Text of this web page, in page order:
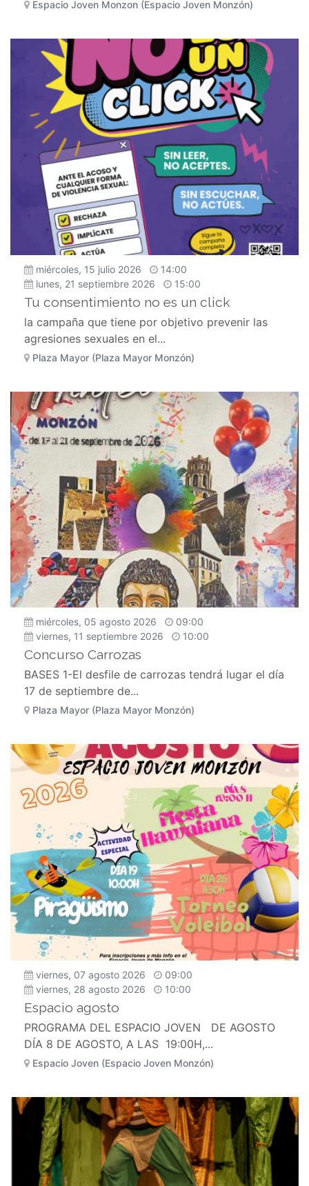
Espacio Joven Monzon (Espacio Joven Monzón)
miércoles, 15 julio 2026
14:00
lunes, 21 septiembre 2026
15:00
Tu consentimiento no es un click
la campaña que tiene por objetivo prevenir las
agresiones sexuales en el...
Plaza Mayor (Plaza Mayor Monzón)
miércoles, 05 agosto 2026
09:00
viernes, 11 septiembre 2026
10:00
Concurso Carrozas
BASES 1-El desfile de carrozas tendrá lugar el día
17 de septiembre de...
Plaza Mayor (Plaza Mayor Monzón)
viernes, 07 agosto 2026
09:00
viernes, 28 agosto 2026
10:00
Espacio agosto
PROGRAMA DEL ESPACIO JOVEN DE AGOSTO
DÍA 8 DE AGOSTO, A LAS 19:00H,...
Espacio Joven (Espacio Joven Monzón)